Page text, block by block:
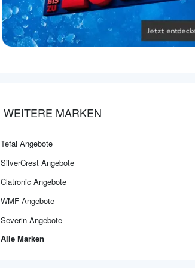
WEITERE MARKEN
Tefal Angebote
SilverCrest Angebote
Clatronic Angebote
WMF Angebote
Severin Angebote
Alle Marken